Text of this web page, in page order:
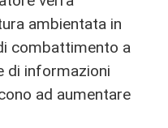
ambientata in
combattimento a
di informazioni
ad aumentare